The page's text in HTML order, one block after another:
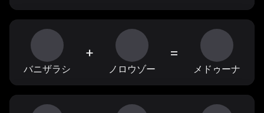
バニザラシ
+
ノロウゾー
=
メドゥーナ